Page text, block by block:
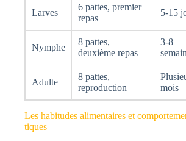
Larves
6 pattes, premier
repas
5-15
Nymphe
8 pattes,
deuxième repas
3-8
Adulte
8 pattes,
reproduction
mois
Les habitudes alimentaires et
tiques